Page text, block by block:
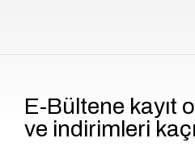
E-Bültene kayıt
ve indirimleri